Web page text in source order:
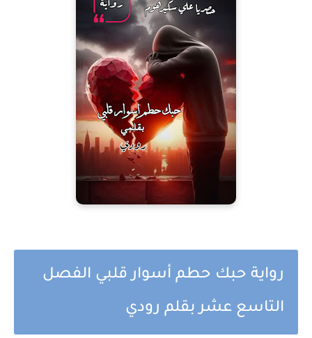
رواية حبك حطم أسوار قلبي الفصل
التاسع عشر بقلم رودي